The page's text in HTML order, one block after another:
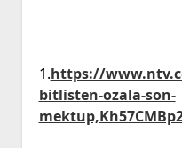
1.https://
bitlisten-ozala-son-